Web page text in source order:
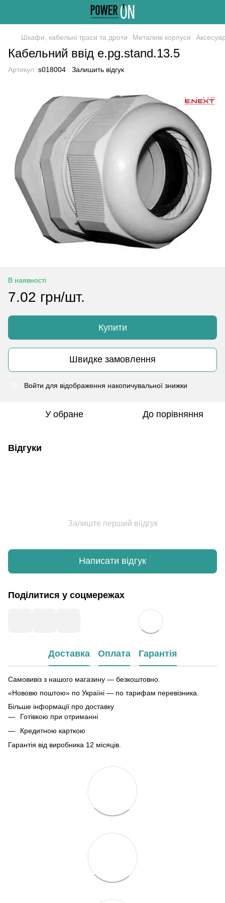
Шкафи, кабельні траси та дроти Металеві корпуси
Кабельний ввід e.pg.stand.13.5
Артикул: s018004 Залишить відгук
В наявності
7.02 грн/шт.
Купити
Швидке замовлення
Войти для відображення накопичувальної знижки
У обране До порівняння
Відгуки
Залиште перший віідгук
Написати відгук
Поділитися у соцмережах
Доставка Оплата Гарантія
Самовивіз з нашого магазину — безкоштовно.
«Нововю поштою» по Україні — по тарифам перевізника.
Більше інформації про доставку
Готівкою при отриманні
Кредитною карткою
Гарантія від виробника 12 місяців.